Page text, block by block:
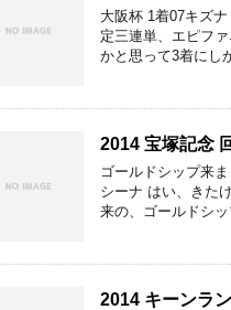
大阪杯 1着07キズ
定三連単、エピフ
かと思って3着にし
2014 宝塚記念
ゴールドシップ来
シーナ はい、きた
来の、ゴールドシ
2014 キーンラ